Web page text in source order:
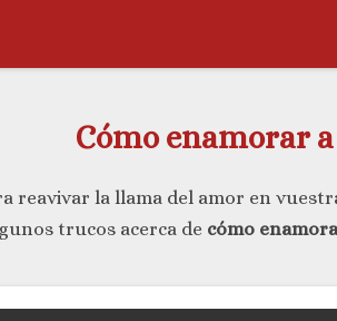
Cómo enamorar
reavivar la llama del amor en
trucos acerca de cómo